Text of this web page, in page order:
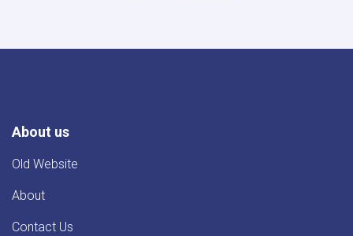
د
About us
Old Website
About
Contact Us